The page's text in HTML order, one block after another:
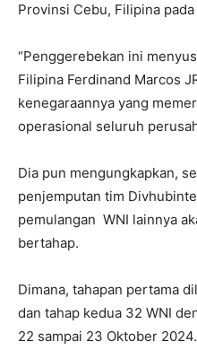
Provinsi Cebu, Filipina
“Penggerebekan ini
Filipina Ferdinand Marcos
kenegaraannya yang
operasional seluruh
Dia pun mengungkapkan,
penjemputan tim
pemulangan WNI lainnya
bertahap.
Dimana, tahapan pertama
dan tahap kedua 32 WNI
22 sampai 23 Oktober